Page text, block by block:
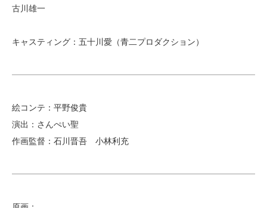
古川雄一
キャスティング：五十川愛（青二プロダクション）
絵コンテ：平野俊貴
演出：さんぺい聖
作画監督：石川晋吾 小林利充